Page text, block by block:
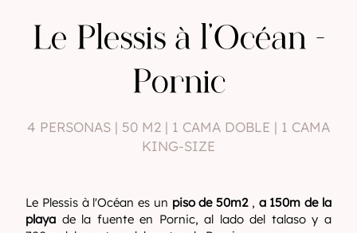
Le Plessis à l'Océan -
Pornic
4 PERSONAS | 50 M2 | 1 CAMA DOBLE | 1 CAMA
KING-SIZE
Le Plessis à l'Océan es un piso de 50m2, a 150m de la
playa de la fuente en Pornic, al lado del talaso y a